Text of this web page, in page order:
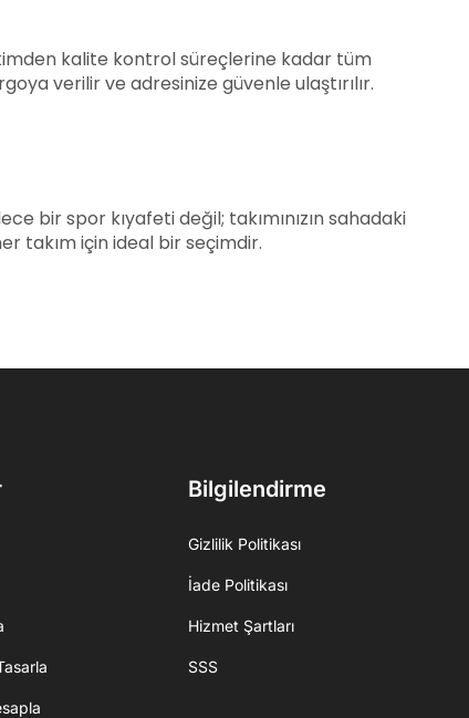
kalite kontrol süreçlerine kadar tüm
verilir ve adresinize güvenle ulaştırılır.
bir spor kıyafeti değil; takımınızın sahadaki
takım için ideal bir seçimdir.
Bilgilendirme
Gizlilik Politikası
İade Politikası
Hizmet Şartları
SSS